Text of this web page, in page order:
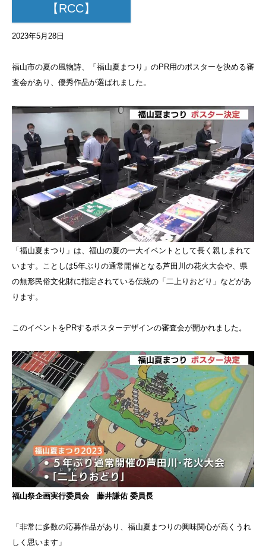
【RCC】
2023年5月28日
福山市の夏の風物詩、「福山夏まつり」のPR用のポスターを決める審
査会があり、優秀作品が選ばれました。
「福山夏まつり」は、福山の夏の一大イベントとして長く親しまれて
います。ことしは5年ぶりの通常開催となる芦田川の花火大会や、県
の無形民俗文化財に指定されている伝統の「二上りおどり」などがあ
ります。
このイベントをPRするポスターデザインの審査会が開かれました。
福山祭企画実行委員会 藤井謙佑 委員長
「非常に多数の応募作品があり、福山夏まつりの興味関心が高くうれ
しく思います」